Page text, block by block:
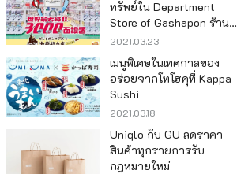
ทรัพย์ใน Department
Store of Gashapon ร้านที่มี
เครื่องกาชาปองเยอะที่สุดใน
โลก อิเคะบุคุโระ
2021.03.23
เมนูพิเศษในเทศกาลของ
อร่อยจากโทโฮคุที่ Kappa
Sushi
2021.03.18
Uniqlo กับ GU ลดราคา
สินค้าทุกรายการรับ
กฎหมายใหม่